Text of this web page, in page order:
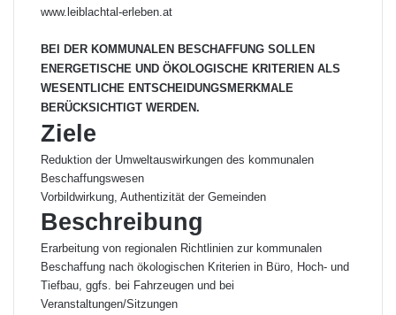
www.leiblachtal-erleben.at
BEI DER KOMMUNALEN BESCHAFFUNG SOLLEN
ENERGETISCHE UND ÖKOLOGISCHE KRITERIEN ALS
WESENTLICHE ENTSCHEIDUNGSMERKMALE
BERÜCKSICHTIGT WERDEN.
Ziele
Reduktion der Umweltauswirkungen des kommunalen
Beschaffungswesen
Vorbildwirkung, Authentizität der Gemeinden
Beschreibung
Erarbeitung von regionalen Richtlinien zur kommunalen
Beschaffung nach ökologischen Kriterien in Büro, Hoch- und
Tiefbau, ggfs. bei Fahrzeugen und bei
Veranstaltungen/Sitzungen